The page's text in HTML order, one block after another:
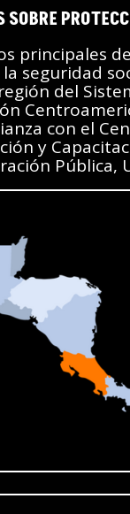
SOBRE
principales
seguridad
del
con el
y
Pública,